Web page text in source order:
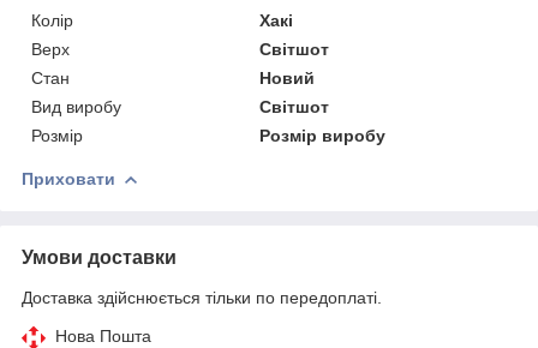
Колір
Хакі
Верх
Світшот
Стан
Новий
Вид виробу
Світшот
Розмір
Розмір виробу
Приховати
Умови доставки
Доставка здійснюється тільки по передоплаті.
Нова Пошта